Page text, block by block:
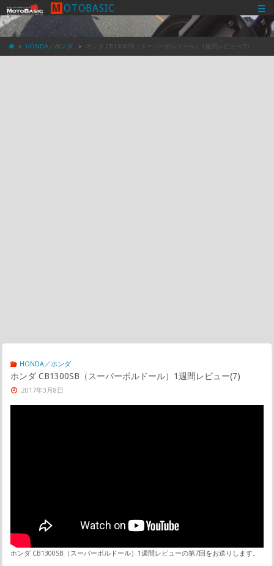
M OTOBASIC
HONDA／ホンダ ホンダ CB1300SB（スーパーボルドール）1週間レビュー(7)
HONDA／ホンダ
ホンダ CB1300SB（スーパーボルドール）1週間レビュー(7)
2017年3月8日
ホンダ CB1300SB（スーパーボルドール）1週間レビューの第7回をお送りします。